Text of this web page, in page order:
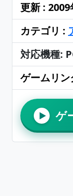
更新 :
カテゴリ :
対応機種:
ゲームリン
▶ ゲ